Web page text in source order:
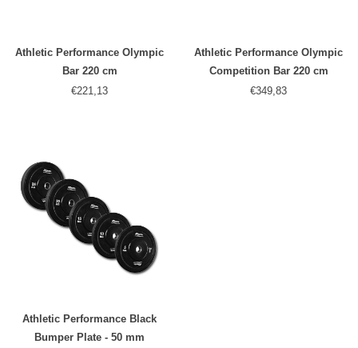
Athletic Performance Olympic
Bar 220 cm
€221,13
Athletic Performance Olympic
Competition Bar 220 cm
€349,83
Athletic Performance Black
Bumper Plate - 50 mm